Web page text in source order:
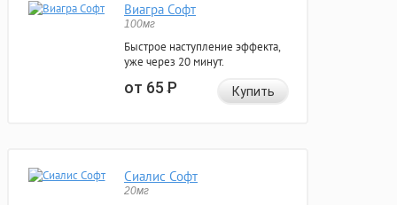
Виагра Софт
100мг
Быстрое наступление эффекта,
уже через 20 минут.
от 65Р Купить
Сиалис Софт
20мг